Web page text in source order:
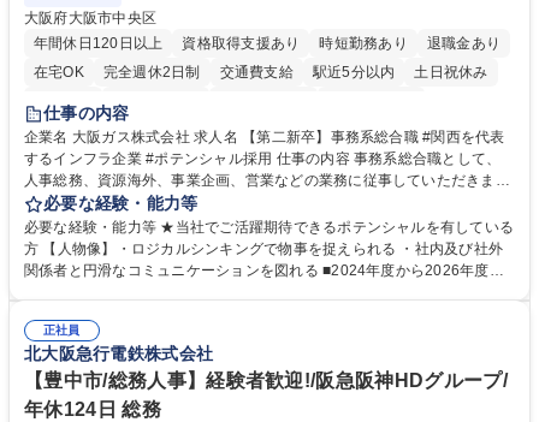
大阪府大阪市中央区
年間休日120日以上
資格取得支援あり 時短勤務あり
退職金あり
在宅OK
完全週休2日制 交通費支給 駅近5分以内
土日祝休み
服装自由
第二新卒歓迎
仕事の内容
企業名 大阪ガス株式会社 求人名 【第二新卒】事務系総合職 #関西を代表
するインフラ企業 #ポテンシャル採用 仕事の内容 事務系総合職として、
人事総務、資源海外、事業企画、営業などの業務に従事していただきま
す。 【業務内容の一例】■所属事業部の勤労業務 ■海外に関係する各種業
務 ■営業部門の企画スタッフ、ルート営業 【キャリアパス】入社後の配属
ポジションで一定期間ご活躍頂いた後、本人の適性及び将来のキャリアを
鑑みてジョブローテーションを行います。 【育成】OJTでの現場育成や研
表するインフラ企業 #ポテンシャル採用
必要な経験・能力等
必要な経験・能力等 ★当社でご活躍期待できるポテンシャルを有している
方 【人物像】・ロジカルシンキングで物事を捉えられる ・社内及び社外
関係者と円滑なコミュニケーションを図れる ■2024年度から2026年度ま
72.html ■エネルギーセキュリティの不安定化や気候変動による自然災害の
甚大化など、これまで以上に社会課題解決の重要性が高まっています。
「未来の日常」の創造に向けて持続可能な社会の実現に貢献してまいりま
す。 学歴・資格 学歴：大学院 大学 語学力： 資格：
正社員
北大阪急行電鉄株式会社
【豊中市/総務人事】経験者歓迎!/阪急阪神HDグループ/
年休124日 総務